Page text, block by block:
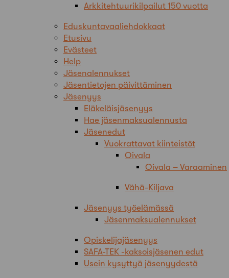
Arkkitehtuurikilpailut 150 vuotta
Eduskuntavaaliehdokkaat
Etusivu
Evästeet
Help
Jäsenalennukset
Jäsentietojen päivittäminen
Jäsenyys
Eläkeläisjäsenyys
Hae jäsenmaksualennusta
Jäsenedut
Vuokrattavat kiinteistöt
Oivala
Oivala – Varaaminen
Vähä-Kiljava
Jäsenyys työelämässä
Jäsenmaksualennukset
Opiskelijajäsenyys
SAFA-TEK -kaksoisjäsenen edut
Usein kysyttyä jäsenyydestä